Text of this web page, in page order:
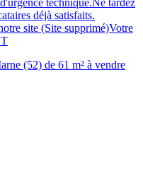
technique.Ne tardez
déjà satisfaits.
site (Site supprimé)Votre